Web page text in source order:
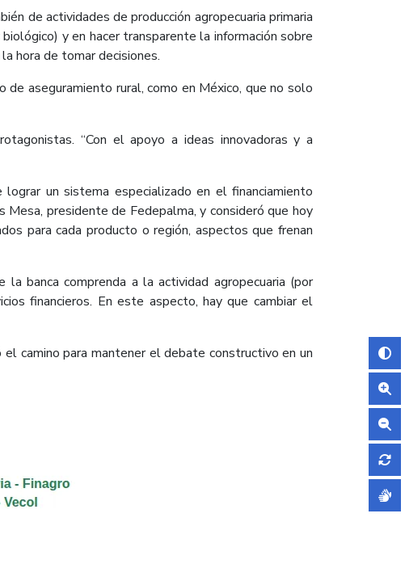
de actividades de producción agropecuaria primaria
y en hacer transparente la información sobre
hora de tomar decisiones.
aseguramiento rural, como en México, que no solo
“Con el apoyo a ideas innovadoras y a
un sistema especializado en el financiamiento
Mesa, presidente de Fedepalma, y consideró que hoy
para cada producto o región, aspectos que frenan
banca comprenda a la actividad agropecuaria (por
financieros. En este aspecto, hay que cambiar el
camino para mantener el debate constructivo en un